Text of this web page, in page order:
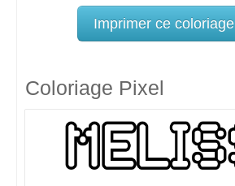
Imprimer ce coloriage
Coloriage Pixel